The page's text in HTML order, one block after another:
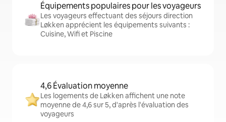
Équipements populaires pour les voyageurs
Les voyageurs effectuant des séjours direction
Løkken apprécient les équipements suivants :
Cuisine, Wifi et Piscine
4,6 Évaluation moyenne
Les logements de Løkken affichent une note
moyenne de 4,6 sur 5, d'après l'évaluation des
voyageurs